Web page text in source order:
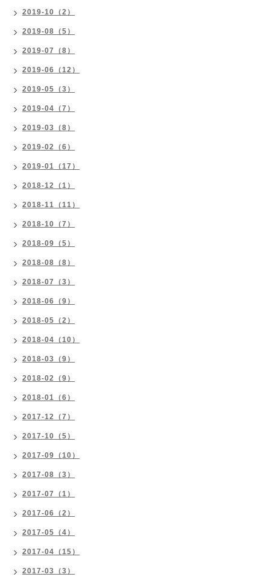
2019-10（2）
2019-08（5）
2019-07（8）
2019-06（12）
2019-05（3）
2019-04（7）
2019-03（8）
2019-02（6）
2019-01（17）
2018-12（1）
2018-11（11）
2018-10（7）
2018-09（5）
2018-08（8）
2018-07（3）
2018-06（9）
2018-05（2）
2018-04（10）
2018-03（9）
2018-02（9）
2018-01（6）
2017-12（7）
2017-10（5）
2017-09（10）
2017-08（3）
2017-07（1）
2017-06（2）
2017-05（4）
2017-04（15）
2017-03（3）